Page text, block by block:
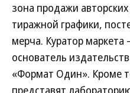
зона продажи
тиражной графики,
мерча. Куратор
основатель
«Формат Один». Кроме
представят